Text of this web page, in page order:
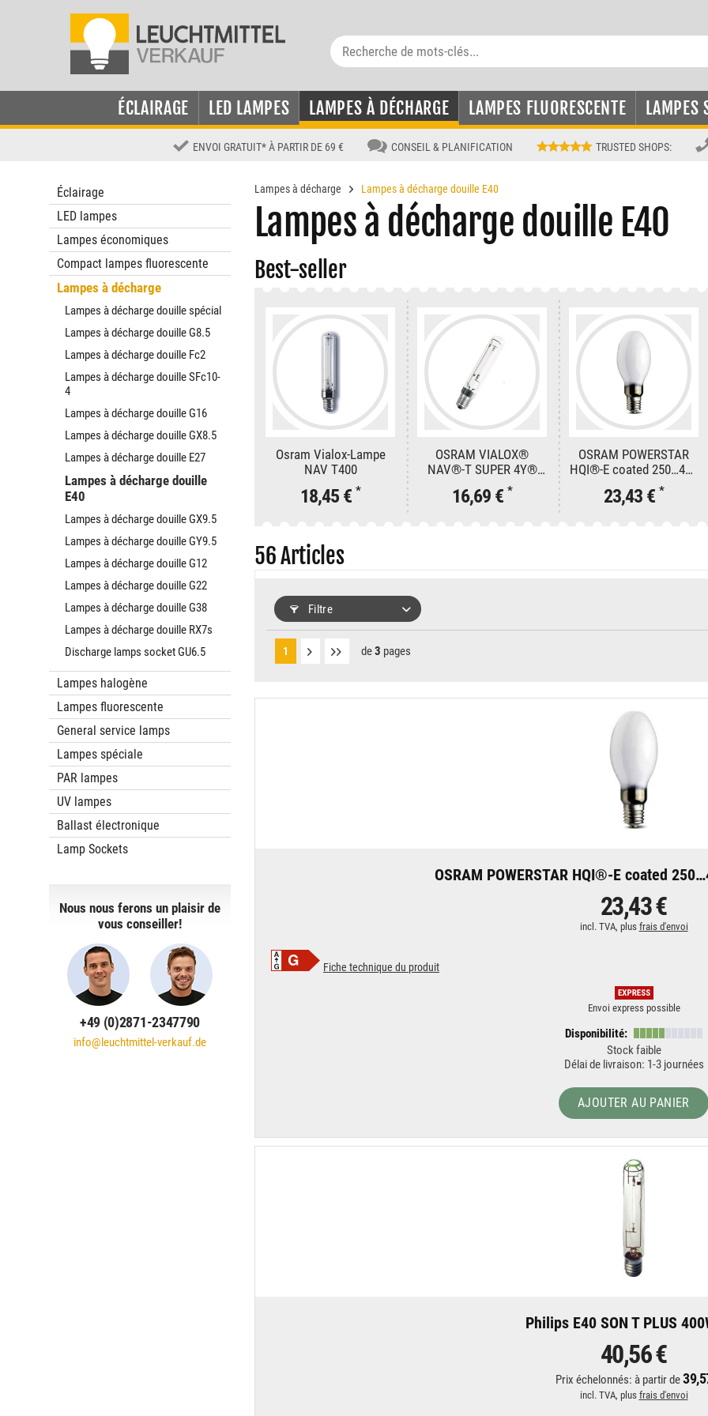
ÉCLAIRAGE LED LAMPES LAMPES À DÉCHARGE LAMPES FLUORESCENTE LAMPES
ENVOI GRATUIT* À PARTIR DE 69 € CONSEIL & PLANIFICATION TRUSTED SHOPS:
Éclairage
LED lampes
Lampes économiques
Compact lampes fluorescente
Lampes à décharge
Lampes à décharge douille spécial
Lampes à décharge douille G8.5
Lampes à décharge douille Fc2
Lampes à décharge douille SFc10-
4
Lampes à décharge douille G16
Lampes à décharge douille GX8.5
Lampes à décharge douille E27
Lampes à décharge douille
E40
Lampes à décharge douille GX9.5
Lampes à décharge douille GY9.5
Lampes à décharge douille G12
Lampes à décharge douille G22
Lampes à décharge douille G38
Lampes à décharge douille RX7s
Discharge lamps socket GU6.5
Lampes halogène
Lampes fluorescente
General service lamps
Lampes spéciale
PAR lampes
UV lampes
Ballast électronique
Lamp Sockets
Nous nous ferons un plaisir de
vous conseiller!
+49 (0)2871-2347790
info@leuchtmittel-verkauf.de
Lampes à décharge Lampes à décharge douille E40
Lampes à décharge douille E40
Best-seller
Osram Vialox-Lampe
NAV T400
18,45 € *
OSRAM VIALOX®
NAV®-T SUPER 4Y®
50…400 W 250 W SUPER
4Y
16,69 € *
OSRAM POWERSTAR
HQI®-E coated 250…400
W 250 W/D PRO
23,43 € *
56Articles
Filtre
1 de3 pages
OSRAM POWERSTAR HQI®-E coated
23,43 €
incl. TVA, plus frais d'envoi
Fiche technique du produit
Envoi express possible
Disponibilité:
Stock faible
Délai de livraison: 1-3 journées
AJOUTER AU PANIER
Philips E40 SON T PLUS
40,56 €
Prix échelonnés: à partir de
incl. TVA, plus frais d'envoi